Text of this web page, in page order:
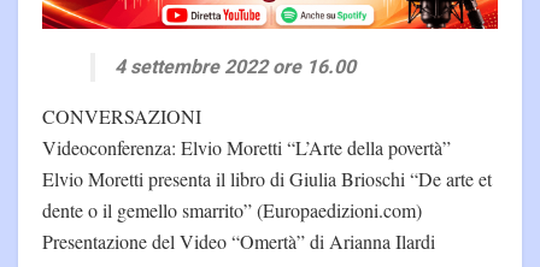
4 settembre 2022 ore 16.00
CONVERSAZIONI
Videoconferenza: Elvio Moretti “L’Arte della povertà”
Elvio Moretti presenta il libro di Giulia Brioschi “De arte et
dente o il gemello smarrito” (Europaedizioni.com)
Presentazione del Video “Omertà” di Arianna Ilardi